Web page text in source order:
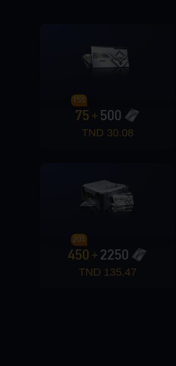
500
+
75
15%
30.08 TND
2250
+
450
20%
135.47 TND